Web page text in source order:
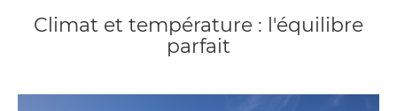
Climat et température : l'équilibre
parfait